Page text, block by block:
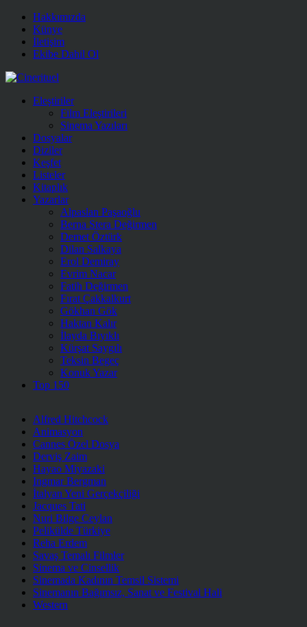
Hakkımızda
Künye
İletişim
Ekibe Dahil Ol
Eleştiriler
Film Eleştirileri
Sinema Yazıları
Dosyalar
Diziler
Keşfet
Listeler
Kitaplık
Yazarlar
Alpaslan Paşaoğlu
Berna Stera Değirmen
Demet Öztürk
Dilan Salkaya
Erol Demiray
Evrim Nacar
Fatih Değirmen
Fırat Çakkalkurt
Gökhan Gök
Haktan Kalır
İlayda Bıyıklı
Kürşat Saygılı
Teksin Begeç
Konuk Yazar
Top 150
Alfred Hitchcock
Animasyon
Cannes Özel Dosya
Derviş Zaim
Hayao Miyazaki
Ingmar Bergman
İtalyan Yeni Gerçekçiliği
Jacques Tati
Nuri Bilge Ceylan
Pelikülde Türkiye
Reha Erdem
Savaş Temalı Filmler
Sinema ve Cinsellik
Sinemada Kadının Temsil Sistemi
Sinemanın Bağımsız, Sanat ve Festival Hali
Western